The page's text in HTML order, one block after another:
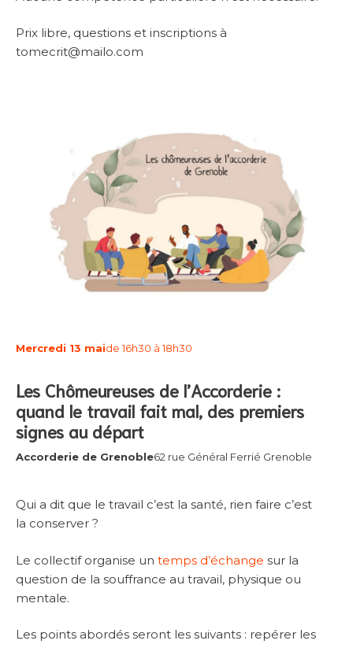
Prix libre, questions et inscriptions à
tomecrit@mailo.com
Mercredi 13 maide 16h30 à 18h30
Les Chômeureuses de l’Accorderie :
quand le travail fait mal, des premiers
signes au départ
Accorderie de Grenoble62 rue Général Ferrié Grenoble
Qui a dit que le travail c’est la santé, rien faire c’est
la conserver ?
Le collectif organise un temps d’échange sur la
question de la souffrance au travail, physique ou
mentale.
Les points abordés seront les suivants : repérer les